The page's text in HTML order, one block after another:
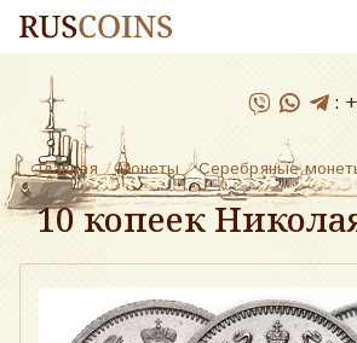
:
Главная / Монеты / Серебряные
10 копеек